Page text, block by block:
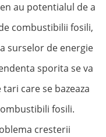
au potentialul de a
combustibilii fosili,
surselor de energie
sporita se va
care se bazeaza
fosili.
cresterii